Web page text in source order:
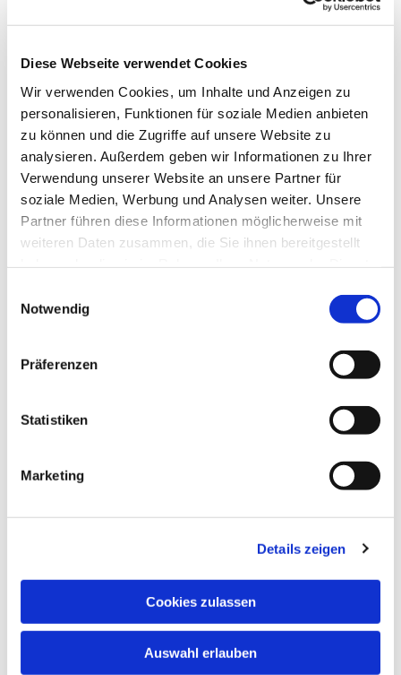
Diese Webseite verwendet Cookies
Wir verwenden Cookies, um Inhalte und Anzeigen zu
personalisieren, Funktionen für soziale Medien anbieten
zu können und die Zugriffe auf unsere Website zu
analysieren. Außerdem geben wir Informationen zu Ihrer
Verwendung unserer Website an unsere Partner für
soziale Medien, Werbung und Analysen weiter. Unsere
Partner führen diese Informationen möglicherweise mit
weiteren Daten zusammen, die Sie ihnen bereitgestellt
Notwendig
Präferenzen
Statistiken
Marketing
Details zeigen
Cookies zulassen
Auswahl erlauben
EVANGELISCHE
GESAMTKIRCHENGEMEINDE DER
MAINPERLEN